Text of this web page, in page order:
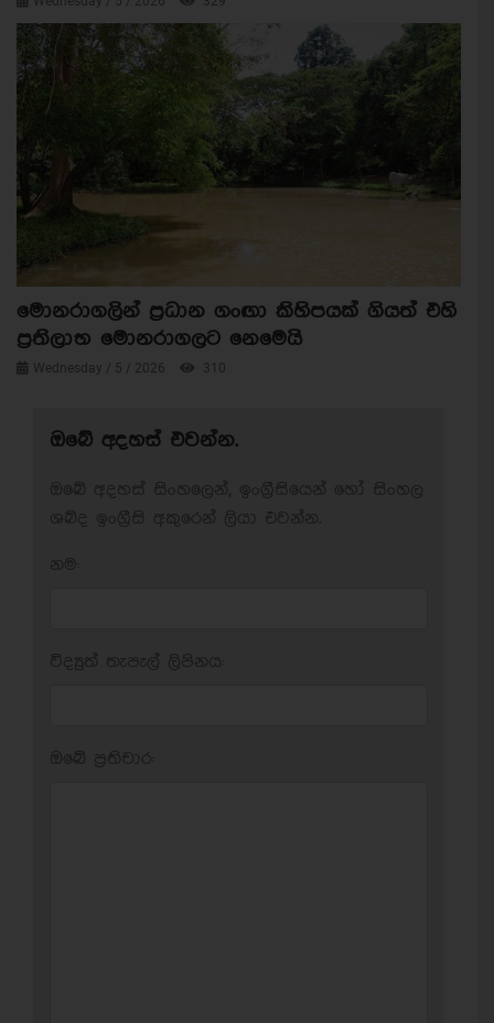
මොනරාගලින් ප්‍රධාන ගංඟා කිහිපයක් ගියත් එහි
ප්‍රතිලාභ මොනරාගලට නෙමෙයි
Wednesday / 5 / 2026 310
ඔබේ අදහස් එවන්න.